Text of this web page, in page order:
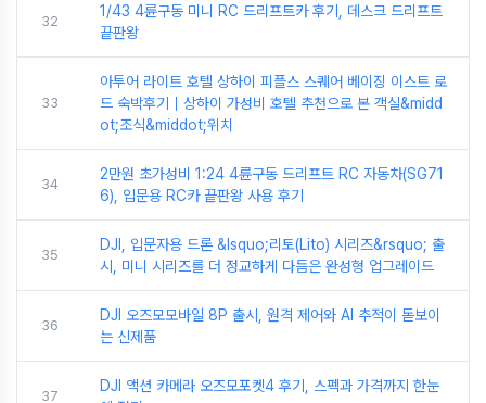
32
1/43 4륜구동 미니 RC 드리프트카 후기, 데스크 드리프트
끝판왕
33
아투어 라이트 호텔 상하이 피플스 스퀘어 베이징 이스트 로
드 숙박후기｜상하이 가성비 호텔 추천으로 본 객실&midd
ot;조식&middot;위치
34
2만원 초가성비 1:24 4륜구동 드리프트 RC 자동차(SG71
6), 입문용 RC카 끝판왕 사용 후기
35
DJI, 입문자용 드론 &lsquo;리토(Lito) 시리즈&rsquo; 출
시, 미니 시리즈를 더 정교하게 다듬은 완성형 업그레이드
36
DJI 오즈모모바일 8P 출시, 원격 제어와 AI 추적이 돋보이
는 신제품
37
DJI 액션 카메라 오즈모포켓4 후기, 스펙과 가격까지 한눈